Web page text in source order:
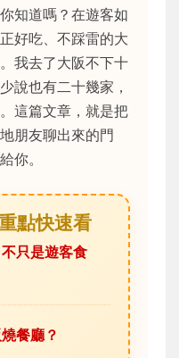
知道嗎？在遊客如
好吃、不踩雷的大
我去了大阪不下十
說也有二十幾家，
這篇文章，就是把
朋友聊出來的門
你。
點快速看
只是遊客食
餐廳？